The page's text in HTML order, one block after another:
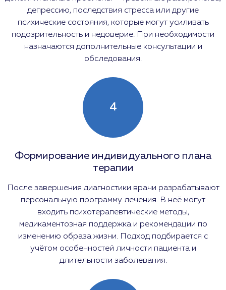
депрессию, последствия стресса или другие
психические состояния, которые могут усиливать
подозрительность и недоверие. При необходимости
назначаются дополнительные консультации и
обследования.
4
Формирование индивидуального плана
терапии
После завершения диагностики врачи разрабатывают
персональную программу лечения. В неё могут
входить психотерапевтические методы,
медикаментозная поддержка и рекомендации по
изменению образа жизни. Подход подбирается с
учётом особенностей личности пациента и
длительности заболевания.